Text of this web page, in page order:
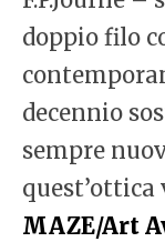
doppio filo
decennio
sempre
MAZE/Art